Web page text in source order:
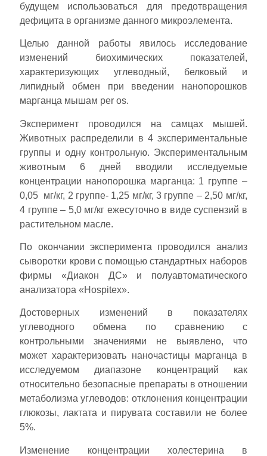
будущем использоваться для предотвращения
дефицита в организме данного микроэлемента.
Целью данной работы явилось исследование
изменений биохимических показателей,
характеризующих углеводный, белковый и
липидный обмен при введении нанопорошков
марганца мышам per os.
Эксперимент проводился на самцах мышей.
Животных распределили в 4 экспериментальные
группы и одну контрольную. Экспериментальным
животным 6 дней вводили исследуемые
концентрации нанопорошка марганца: 1 группе –
0,05 мг/кг, 2 группе- 1,25 мг/кг, 3 группе – 2,50 мг/кг,
4 группе – 5,0 мг/кг ежесуточно в виде суспензий в
растительном масле.
По окончании эксперимента проводился анализ
сыворотки крови с помощью стандартных наборов
фирмы «Диакон ДС» и полуавтоматического
анализатора «Hospitex».
Достоверных изменений в показателях
углеводного обмена по сравнению с
контрольными значениями не выявлено, что
может характеризовать наночастицы марганца в
исследуемом диапазоне концентраций как
относительно безопасные препараты в отношении
метаболизма углеводов: отклонения концентрации
глюкозы, лактата и пирувата составили не более
5%.
Изменение концентрации холестерина в